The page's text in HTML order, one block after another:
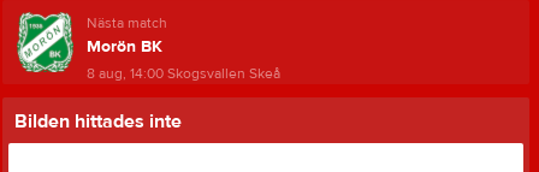
Nästa match
Morön BK
8 aug, 14:00Skogsvallen Skeå
Bilden hittades inte